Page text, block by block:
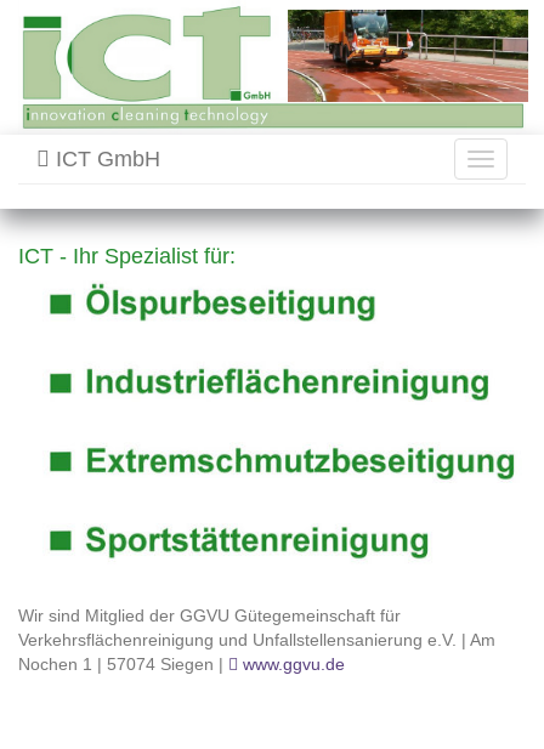
Toggle
ICT GmbH
ICT - Ihr Spezialist für:
Wir sind Mitglied der GGVU Gütegemeinschaft für
Verkehrsflächenreinigung und Unfallstellensanierung e.V. | Am
Nochen 1 | 57074 Siegen |
www.ggvu.de